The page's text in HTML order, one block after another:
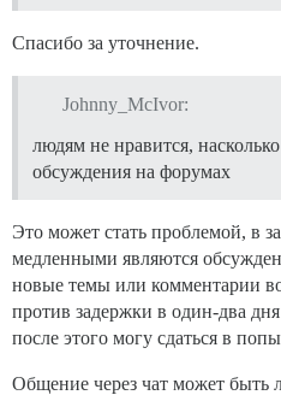
Спасибо за уточнение.
Johnny_McIvor:
людям не нравится,
обсуждения на форумах
Это может стать проблемой, в
медленными являются
новые темы или комментарии
против задержки в один-два
после этого могу сдаться в
Общение через чат может быть